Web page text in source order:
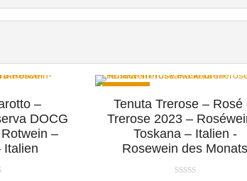
–
DOCG
–
Italien
Tenuta Trerose – Rosé
Trerose 2023 –
Toskana – Italien -
Rosewein des Monats